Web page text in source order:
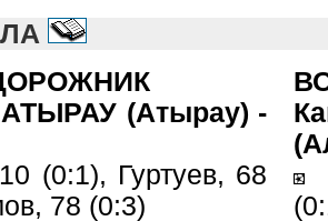
(Атырау) -
(0:1), Гуртуев, 68
78 (0:3)